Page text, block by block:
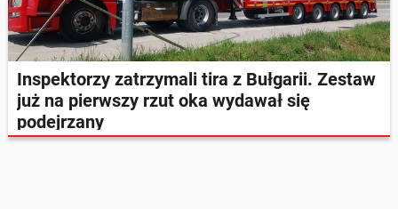
Inspektorzy zatrzymali tira z Bułgarii. Zestaw
już na pierwszy rzut oka wydawał się
podejrzany